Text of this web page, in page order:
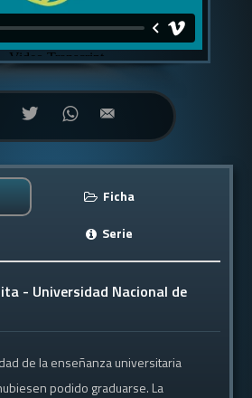
Ficha
Serie
- Universidad Nacional de
de la enseñanza universitaria
podido graduarse. La